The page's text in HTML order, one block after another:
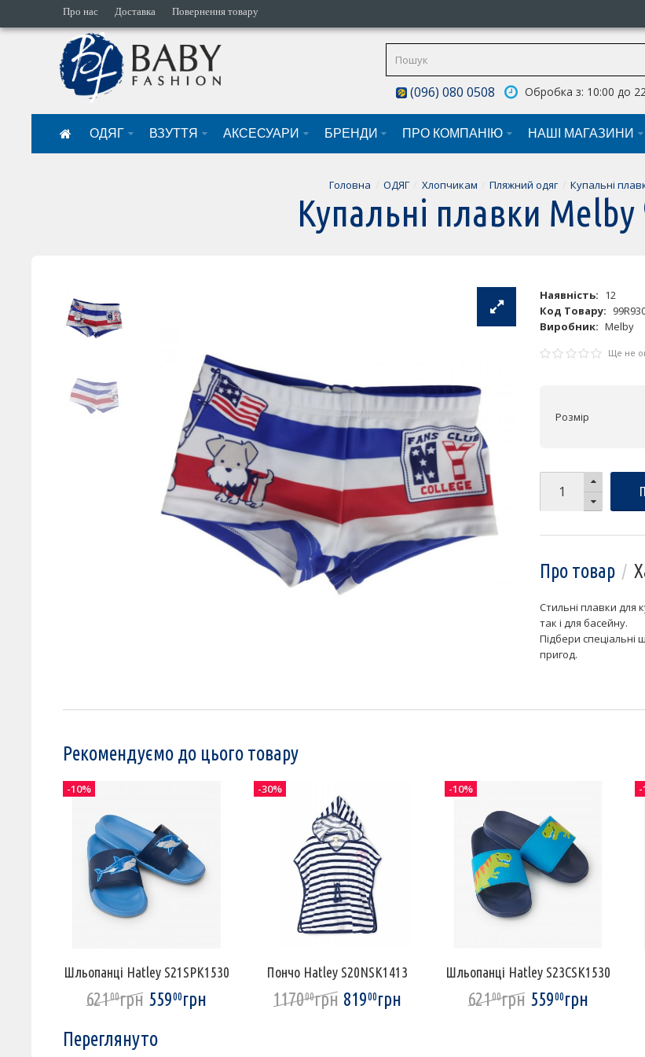
Про нас Доставка Повернення товару
(096) 080 0508 Обробка з: 10:00 до
ОДЯГ ВЗУТТЯ АКСЕСУАРИ БРЕНДИ ПРО КОМПАНІЮ НАШI МАГАЗИНИ
Головна ОДЯГ Хлопчикам Пляжний одяг Купальні
Купальні плавки Melby
Наявність: 12
Код Товару:
Виробник: Melby
Ще не
Розмір
Про товар
Стильні плавки для
так і для басейну.
Підбери
пригод.
Рекомендуємо до цього товару
Шльопанці Hatley S21SPK1530
62100грн 55900грн
-10%
Пончо Hatley S20NSK1413
117000грн 81900грн
-30%
Шльопанці Hatley S23CSK1530
62100грн 55900грн
-10% -
Переглянуто